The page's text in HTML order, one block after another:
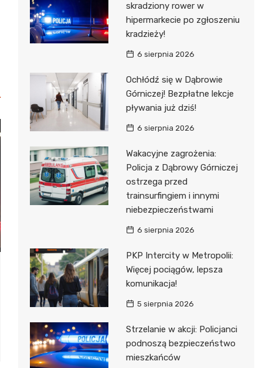
skradziony rower w
hipermarkecie po zgłoszeniu
kradzieży!
6 sierpnia 2026
Ochłódź się w Dąbrowie
Górniczej! Bezpłatne lekcje
pływania już dziś!
6 sierpnia 2026
Wakacyjne zagrożenia:
Policja z Dąbrowy Górniczej
ostrzega przed
trainsurfingiem i innymi
niebezpieczeństwami
6 sierpnia 2026
PKP Intercity w Metropolii:
Więcej pociągów, lepsza
komunikacja!
5 sierpnia 2026
Strzelanie w akcji: Policjanci
podnoszą bezpieczeństwo
mieszkańców